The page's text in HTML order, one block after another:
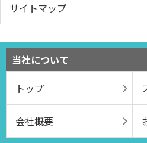
サイトマップ
当社について
トップ
会社概要